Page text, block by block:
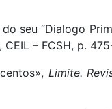
seu “Dialogo
CEIL – FCSH, p.
Limite.